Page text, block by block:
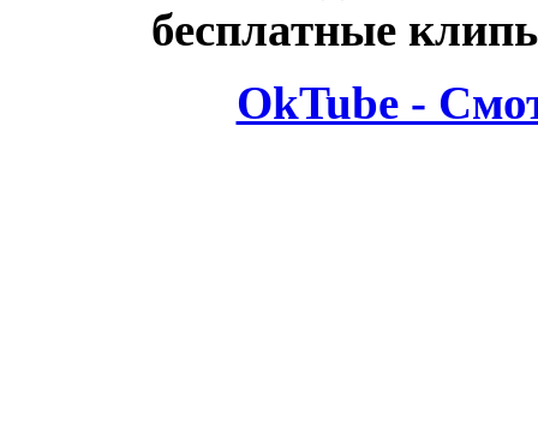
бесплатные
OkTube -